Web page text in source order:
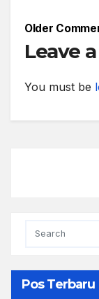
Comment
navigation
Older
Leave
You must be
Pos Terbaru